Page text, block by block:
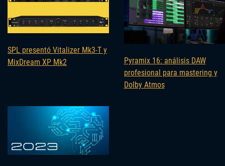
SPL presentó Vitalizer Mk3-T y
MixDream XP Mk2
Pyramix 16: análisis DAW
profesional para mastering y
Dolby Atmos